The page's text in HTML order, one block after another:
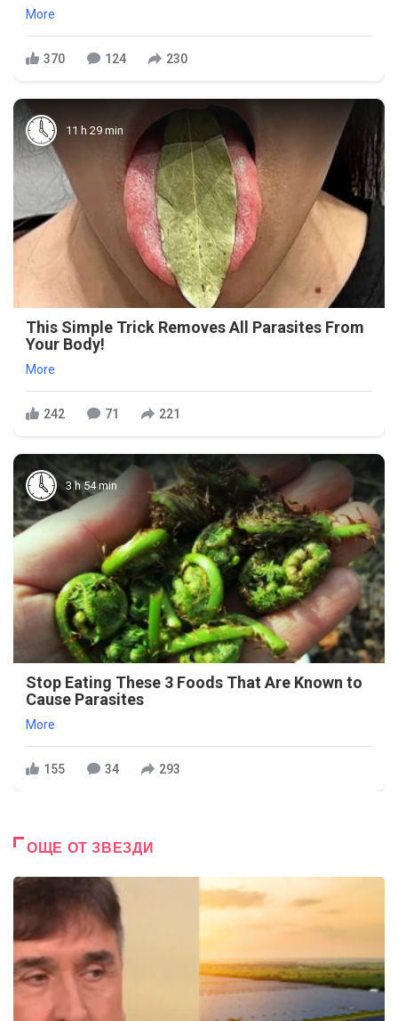
More
370 124 230
11 h 29 min
This Simple Trick Removes All Parasites From
Your Body!
More
242 71 221
3 h 54 min
Stop Eating These 3 Foods That Are Known to
Cause Parasites
More
155 34 293
ОЩЕ ОТ ЗВЕЗДИ